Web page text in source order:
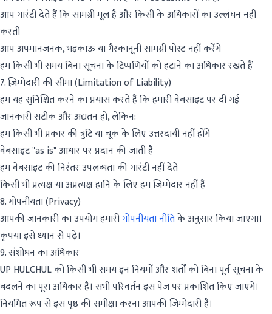
आप गारंटी देते हैं कि सामग्री मूल है और किसी के अधिकारों का उल्लंघन नहीं
करती
आप अपमानजनक, भड़काऊ या गैरकानूनी सामग्री पोस्ट नहीं करेंगे
हम किसी भी समय बिना सूचना के टिप्पणियों को हटाने का अधिकार रखते हैं
7. ज़िम्मेदारी की सीमा (Limitation of Liability)
हम यह सुनिश्चित करने का प्रयास करते हैं कि हमारी वेबसाइट पर दी गई
जानकारी सटीक और अद्यतन हो, लेकिन:
हम किसी भी प्रकार की त्रुटि या चूक के लिए उत्तरदायी नहीं होंगे
वेबसाइट "as is" आधार पर प्रदान की जाती है
हम वेबसाइट की निरंतर उपलब्धता की गारंटी नहीं देते
किसी भी प्रत्यक्ष या अप्रत्यक्ष हानि के लिए हम जिम्मेदार नहीं हैं
8. गोपनीयता (Privacy)
आपकी जानकारी का उपयोग हमारीगोपनीयता नीतिके अनुसार किया जाएगा।
कृपया इसे ध्यान से पढ़ें।
9. संशोधन का अधिकार
UP HULCHUL को किसी भी समय इन नियमों और शर्तों को बिना पूर्व सूचना के
बदलने का पूरा अधिकार है। सभी परिवर्तन इस पेज पर प्रकाशित किए जाएंगे।
नियमित रूप से इस पृष्ठ की समीक्षा करना आपकी जिम्मेदारी है।